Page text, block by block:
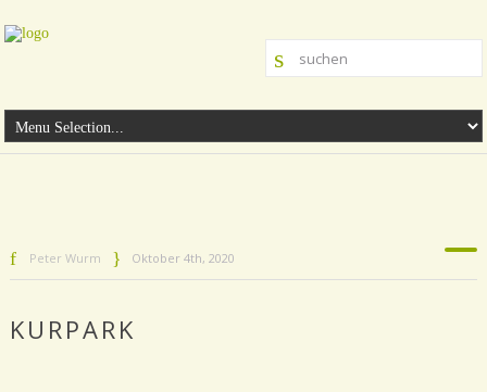
Peter Wurm Oktober 4th, 2020
KURPARK